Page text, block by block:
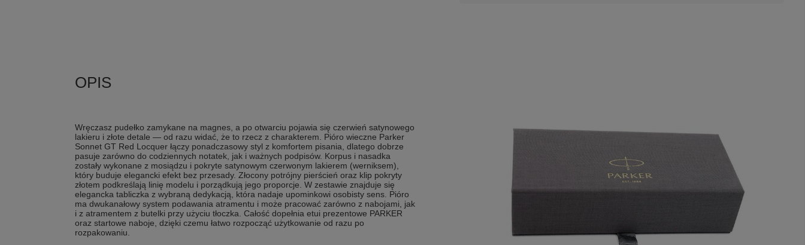
Wręczasz pudełko zamykane na magnes, a po otwarciu pojawia się czerwień satynowego
lakieru i złote detale — od razu widać, że to rzecz z charakterem. Pióro wieczne Parker
Sonnet GT Red Locquer łączy ponadczasowy styl z komfortem pisania, dlatego dobrze
pasuje zarówno do codziennych notatek, jak i ważnych podpisów. Korpus i nasadka
zostały wykonane z mosiądzu i pokryte satynowym czerwonym lakierem (werniksem),
który buduje elegancki efekt bez przesady. Złocony potrójny pierścień oraz klip pokryty
złotem podkreślają linię modelu i porządkują jego proporcje. W zestawie znajduje się
elegancka tabliczka z wybraną dedykacją, która nadaje upominkowi osobisty sens. Pióro
ma dwukanałowy system podawania atramentu i może pracować zarówno z nabojami, jak
i z atramentem z butelki przy użyciu tłoczka. Całość dopełnia etui prezentowe PARKER
oraz startowe naboje, dzięki czemu łatwo rozpocząć użytkowanie od razu po
rozpakowaniu.